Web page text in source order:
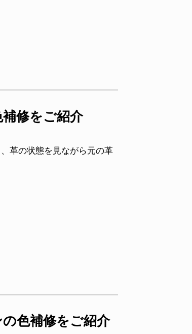
修をご紹介
革の状態を見ながら元の革
色補修をご紹介